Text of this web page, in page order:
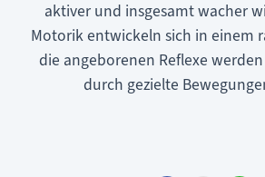
aktiver und insgesamt wacher
Motorik entwickeln sich in einem
die angeborenen Reflexe
durch gezielte